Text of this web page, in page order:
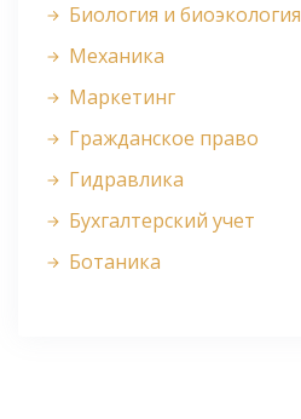
Биология и биоэкология
Механика
Маркетинг
Гражданское право
Гидравлика
Бухгалтерский учет
Ботаника